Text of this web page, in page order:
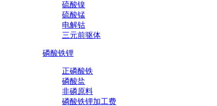
硫酸镍
硫酸锰
电解钴
三元前驱体
磷酸铁锂
正磷酸铁
磷酸盐
非磷原料
磷酸铁锂加工费